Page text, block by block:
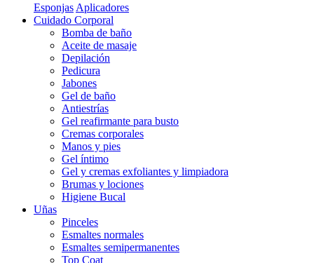
Esponjas Aplicadores
Cuidado Corporal
Bomba de baño
Aceite de masaje
Depilación
Pedicura
Jabones
Gel de baño
Antiestrías
Gel reafirmante para busto
Cremas corporales
Manos y pies
Gel íntimo
Gel y cremas exfoliantes y limpiadora
Brumas y lociones
Higiene Bucal
Uñas
Pinceles
Esmaltes normales
Esmaltes semipermanentes
Top Coat